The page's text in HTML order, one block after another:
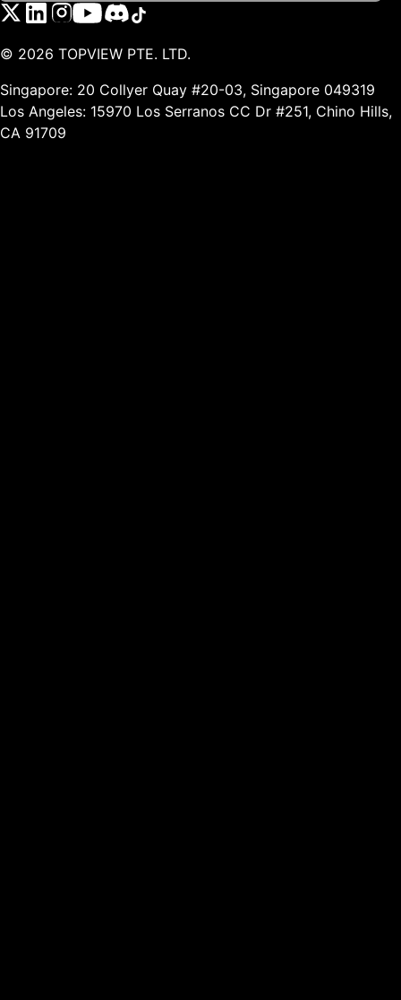
© 2026 TOPVIEW PTE. LTD.
Singapore: 20 Collyer Quay #20-03, Singapore 049319
Los Angeles: 15970 Los Serranos CC Dr #251, Chino Hills,
CA 91709